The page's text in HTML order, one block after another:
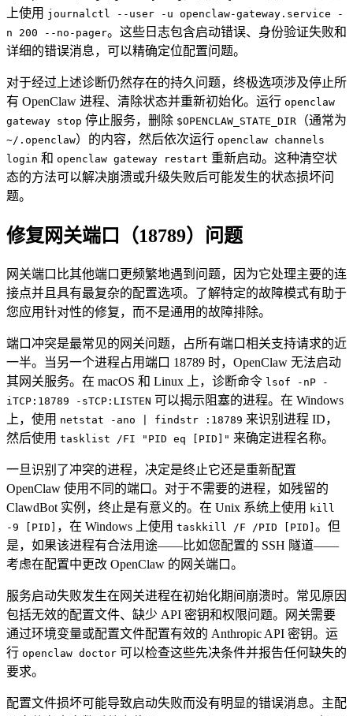
上使用 journalctl --user -u openclaw-gateway.service -
n 200 --no-pager。这些日志包含启动错误、身份验证失败和
详细的错误消息，可以精确定位配置问题。
对于经过上述诊断仍然存在的持久问题，终极选项涉及停止所
有 OpenClaw 进程、清除状态并重新初始化。运行 openclaw
gateway stop 停止服务，删除 $OPENCLAW_STATE_DIR （通常为
~/.openclaw）的内容，然后依次运行 openclaw channels
login 和 openclaw gateway restart 重新启动。这种清空状
态的方法可以解决崩溃或升级失败后可能发生的状态损坏问
题。
修复网关端口（18789）问题
网关端口比其他端口更频繁地遇到问题，因为它处理主要的连
接点并且具有最复杂的配置选项。了解特定的故障模式有助于
您应用针对性的修复，而不是通用的故障排除。
端口冲突是最常见的网关问题，占所有端口相关支持请求的近
一半。当另一个进程占用端口 18789 时，OpenClaw 无法启动
其网关服务。在 macOS 和 Linux 上，诊断命令 lsof -nP -
iTCP:18789 -sTCP:LISTEN 可以揭示阻塞的进程。在 Windows
上，使用 netstat -ano | findstr :18789 来识别进程 ID，
然后使用 tasklist /FI "PID eq [PID]" 来确定进程名称。
一旦识别了冲突的进程，决定是终止它还是重新配置
OpenClaw 使用不同的端口。对于不需要的进程，如残留的
ClawdBot 实例，终止是有意义的。在 Unix 系统上使用 kill
-9 [PID]
，在 Windows 上使用 taskkill /F /PID [PID] 。但
是，如果该进程有合法用途——比如您配置的 SSH 隧道——
考虑在配置中更改 OpenClaw 的网关端口。
服务启动失败发生在网关进程在初始化期间崩溃时。常见原因
包括无效的配置文件、缺少 API 密钥和权限问题。网关需要
通过环境变量或配置文件配置有效的 Anthropic API 密钥。运
行 openclaw doctor 可以检查这些先决条件并报告任何缺失的
要求。
配置文件损坏可能导致启动失败而没有明显的错误消息。主配